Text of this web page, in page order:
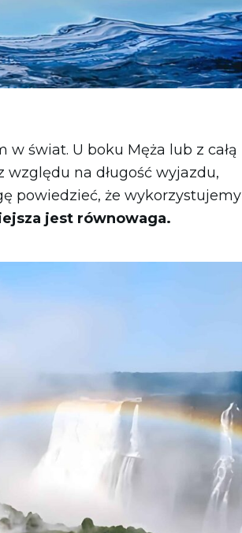
świat. U boku Męża lub z całą
względu na długość wyjazdu,
powiedzieć, że wykorzystujemy
jest równowaga.